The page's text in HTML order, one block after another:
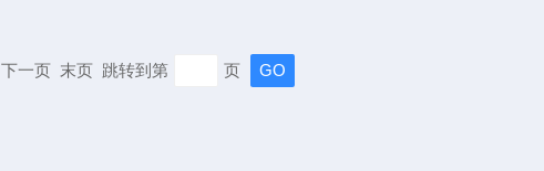
下一页 末页 跳转到第 页